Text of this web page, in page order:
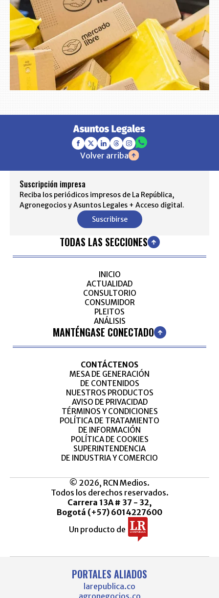
Volver arriba
Suscripción impresa
Reciba los periódicos impresos de La República,
Agronegocios y Asuntos Legales + Acceso digital.
Suscribirse
TODAS LAS SECCIONES
INICIO
ACTUALIDAD
CONSULTORIO
CONSUMIDOR
PLEITOS
ANÁLISIS
MANTÉNGASE CONECTADO
CONTÁCTENOS
MESA DE GENERACIÓN
DE CONTENIDOS
NUESTROS PRODUCTOS
AVISO DE PRIVACIDAD
TÉRMINOS Y CONDICIONES
POLÍTICA DE TRATAMIENTO
DE INFORMACIÓN
POLÍTICA DE COOKIES
SUPERINTENDENCIA
DE INDUSTRIA Y COMERCIO
© 2026, RCN Medios.
Todos los derechos reservados.
Carrera 13A # 37 - 32,
Bogotá (+57) 6014227600
Un producto de
PORTALES ALIADOS
larepublica.co
agronegocios.co